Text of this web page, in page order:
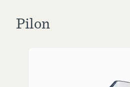
Pilon